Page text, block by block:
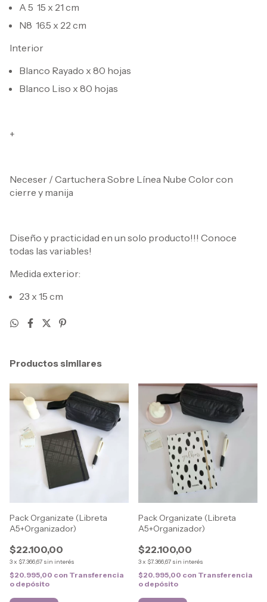
A 5 15 x 21 cm
N8 16.5 x 22 cm
Interior
Blanco Rayado x 80 hojas
Blanco Liso x 80 hojas
+
Neceser / Cartuchera Sobre Línea Nube Color con
cierre y manija
Diseño y practicidad en un solo producto!!! Conoce
todas las variables!
Medida exterior:
23 x 15 cm
Productos similares
Pack Organizate (Libreta
A5+Organizador)
$22.100,00
3x $7.366,67 sin interés
$20.995,00 con Transferencia
o depósito
Pack Organizate (Libreta
A5+Organizador)
$22.100,00
3x $7.366,67 sin interés
$20.995,00 con Transferencia
o depósito